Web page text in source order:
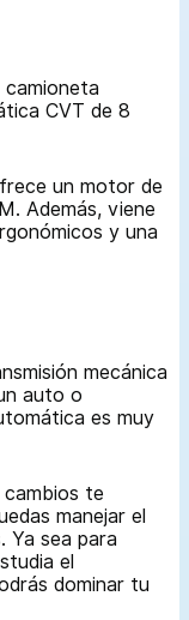
camioneta
CVT de 8
un motor de
Además, viene
y una
mecánica
auto o
es muy
cambios te
manejar el
Ya sea para
el
dominar tu